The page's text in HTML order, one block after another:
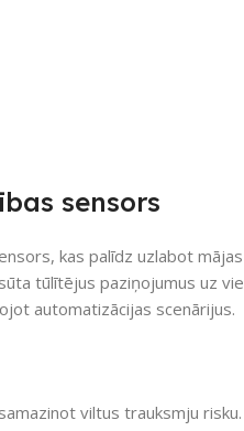
sensors
kas palīdz uzlabot
tūlītējus paziņojumus uz
automatizācijas scenārijus.
viltus trauksmju risku.